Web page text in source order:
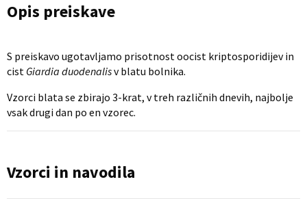
Opis preiskave
S preiskavo ugotavljamo prisotnost oocist kriptosporidijev in
cist Giardia duodenalisv blatu bolnika.
Vzorci blata se zbirajo 3-krat, v treh različnih dnevih, najbolje
vsak drugi dan po en vzorec.
Vzorci in navodila